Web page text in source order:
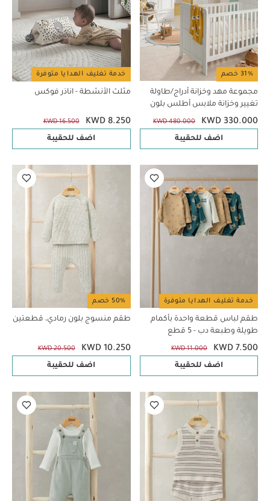
31% خصم
مجموعة مهد وخزانة أدراج/طاولة
تغيير وخزانة ملابس أطلس بلون
أبيض - 3 قطع
KWD 330.000
KWD 480.000
اضف للحقيبة
خدمة تغليف الهدايا متوفرة
مثلث الأنشطة - اناذر فوكس
KWD 8.250
KWD 16.500
اضف للحقيبة
خدمة تغليف الهدايا متوفرة
طقم لباس قطعة واحدة بأكمام
طويلة وطبعة دب - 5 قطع
KWD 7.500
KWD 11.000
اضف للحقيبة
50% خصم
طقم منسوج بلون رمادي، قطعتين
KWD 10.250
KWD 20.500
اضف للحقيبة